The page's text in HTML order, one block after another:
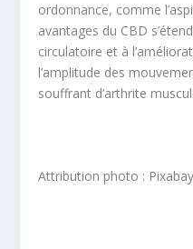
ordonnance, comme
avantages du CBD
circulatoire et à
l’amplitude des
souffrant d’arthrite
Attribution photo : Pixabay